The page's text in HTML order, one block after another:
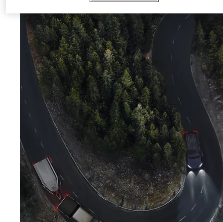
stabilizzazione del rimorchio (Sway Control) semplifica la guida con il fuoristrada come veicolo